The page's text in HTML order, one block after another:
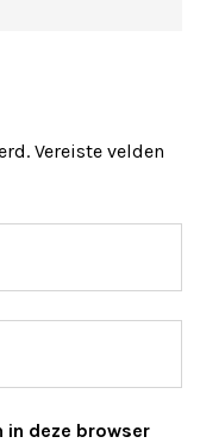
Vereiste velden
in deze browser